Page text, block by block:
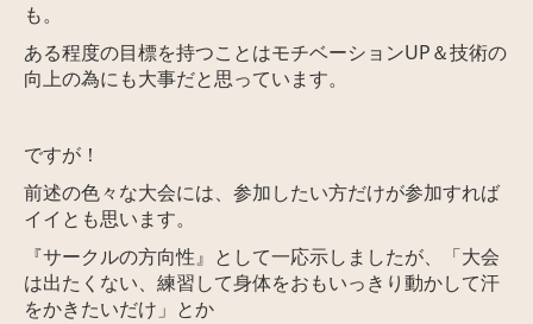
も。
ある程度の目標を持つことはモチベーションUP＆技術の
向上の為にも大事だと思っています。
ですが！
前述の色々な大会には、参加したい方だけが参加すれば
イイとも思います。
『サークルの方向性』として一応示しましたが、
「大会
は出たくない、練習して身体をおもいっきり動かして汗
をかきたいだけ」とか